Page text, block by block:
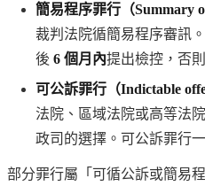
簡易程序罪行（Summary
裁判法院循簡易程序審訊
後 6 個月內提出檢控，否
可公訴罪行（Indictable
法院、區域法院或高等法
政司的選擇。可公訴罪行
部分罪行屬「可循公訴或簡易